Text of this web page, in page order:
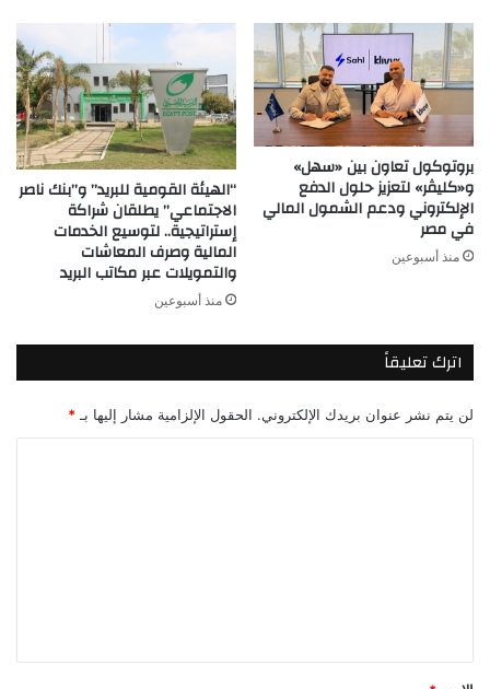
بروتوكول تعاون بين «سهل»
و«كليڤر» لتعزيز حلول الدفع
الإلكتروني ودعم الشمول المالي
في مصر
منذ أسبوعين
“الهيئة القومية للبريد” و”بنك ناصر
الاجتماعي” يطلقان شراكة
إستراتيجية.. لتوسيع الخدمات
المالية وصرف المعاشات
والتمويلات عبر مكاتب البريد
منذ أسبوعين
اترك تعليقاً
لن يتم نشر عنوان بريدك الإلكتروني. الحقول الإلزامية مشار إليها بـ *
*